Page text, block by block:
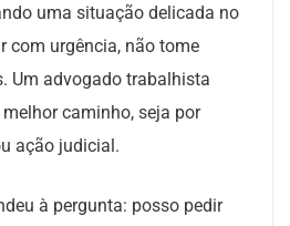
uma situação delicada no
com urgência, não tome
Um advogado trabalhista
caminho, seja por
ação judicial.
à pergunta: posso pedir